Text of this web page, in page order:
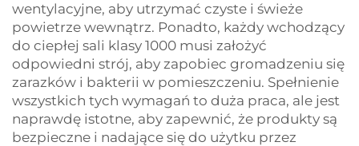
wentylacyjne, aby utrzymać czyste i świeże
powietrze wewnątrz. Ponadto, każdy wchodzący
do ciepłej sali klasy 1000 musi założyć
odpowiedni strój, aby zapobiec gromadzeniu się
zarazków i bakterii w pomieszczeniu. Spełnienie
wszystkich tych wymagań to duża praca, ale jest
naprawdę istotne, aby zapewnić, że produkty są
bezpieczne i nadające się do użytku przez